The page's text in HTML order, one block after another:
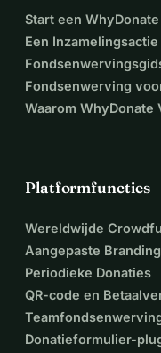
Start een
Een
Fondsenwerving
Waarom WhyDonate
Platformfuncties
Wereldwijde
Aangepaste Branding
Periodieke Donaties
QR-code en
Donatieformulier-